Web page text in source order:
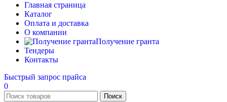
Главная страница
Каталог
Оплата и доставка
О компании
Получение гранта
Тендеры
Контакты
Быстрый запрос прайса
0
Поиск